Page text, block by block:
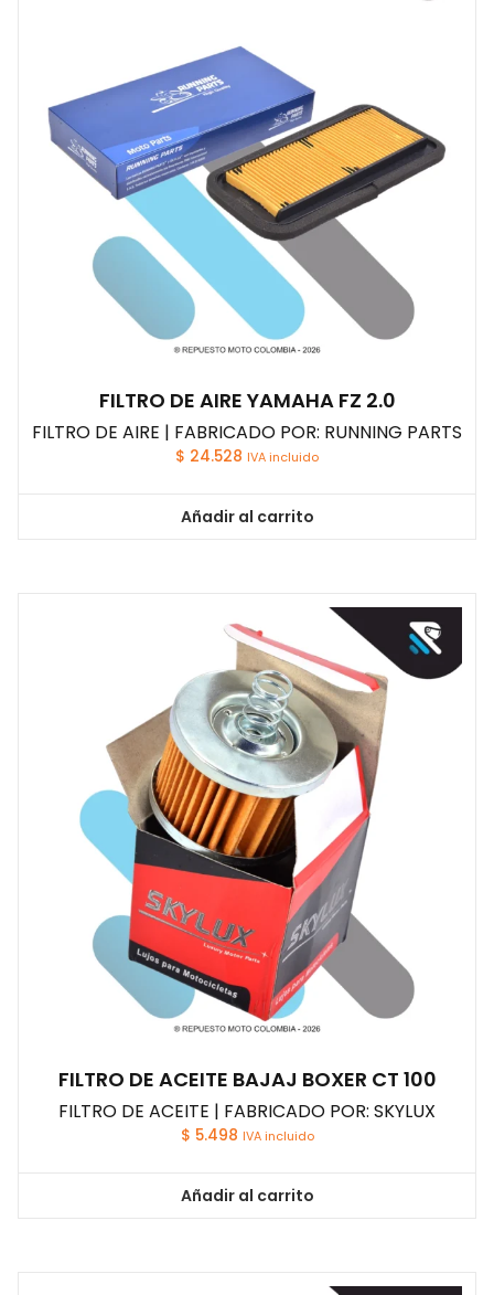
FILTRO DE AIRE YAMAHA FZ 2.0
FILTRO DE AIRE | FABRICADO POR: RUNNING PARTS
$ 24.528 IVA incluido
Añadir al carrito
FILTRO DE ACEITE BAJAJ BOXER CT 100
FILTRO DE ACEITE | FABRICADO POR: SKYLUX
$ 5.498 IVA incluido
Añadir al carrito